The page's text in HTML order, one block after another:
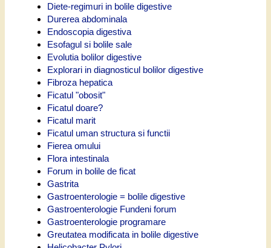
Diete-regimuri in bolile digestive
Durerea abdominala
Endoscopia digestiva
Esofagul si bolile sale
Evolutia bolilor digestive
Explorari in diagnosticul bolilor digestive
Fibroza hepatica
Ficatul "obosit"
Ficatul doare?
Ficatul marit
Ficatul uman structura si functii
Fierea omului
Flora intestinala
Forum in bolile de ficat
Gastrita
Gastroenterologie = bolile digestive
Gastroenterologie Fundeni forum
Gastroenterologie programare
Greutatea modificata in bolile digestive